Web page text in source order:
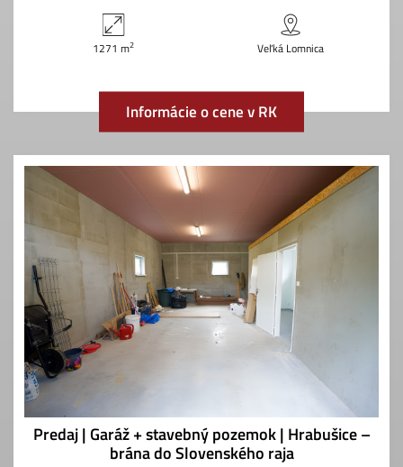
1271 m2 Veľká Lomnica
Informácie o cene v RK
Predaj | Garáž + stavebný pozemok | Hrabušice –
brána do Slovenského raja